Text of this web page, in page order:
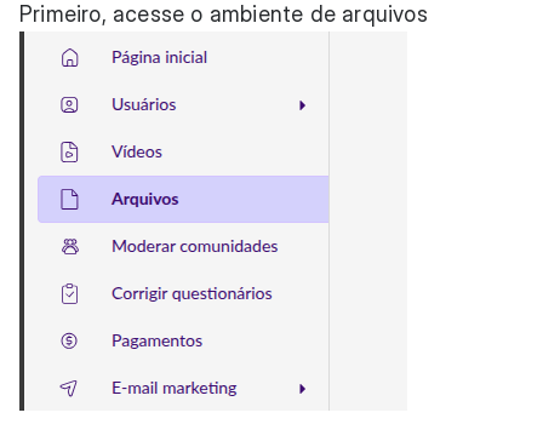
Primeiro, acesse o ambiente de arquivos